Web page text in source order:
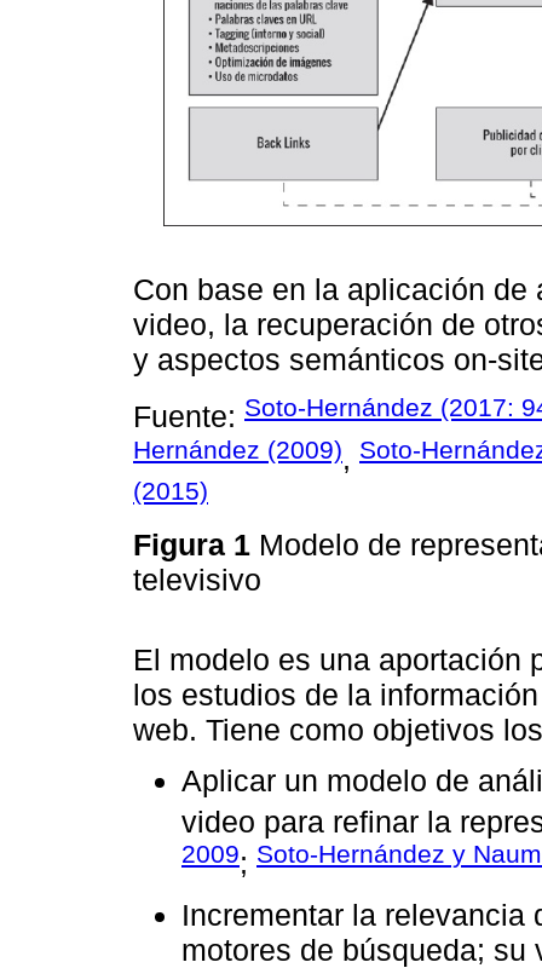
Con base en la aplicación
video, la recuperación de
y aspectos semánticos on-
Fuente: Soto-Hernández (2017:
Hernández (2009), Soto-
(2015)
Figura 1 Modelo de
televisivo
El modelo es una aportación
los estudios de la
web. Tiene como objetivos
Aplicar un modelo de
video para refinar la
2009; Soto-Hernández y
Incrementar la relevancia
motores de búsqueda;